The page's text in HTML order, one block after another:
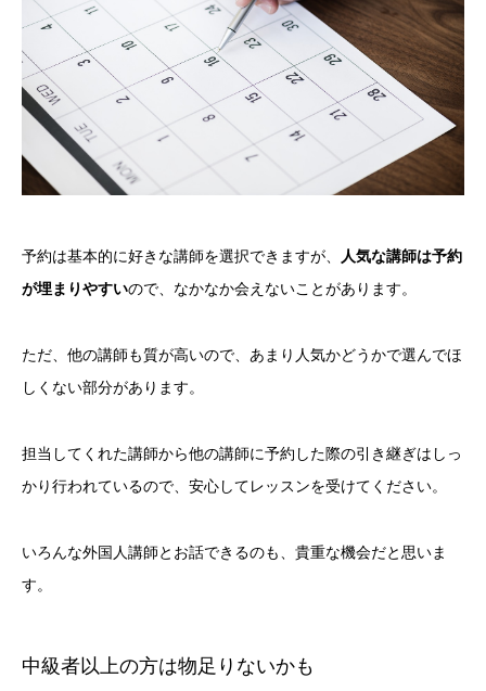
予約は基本的に好きな講師を選択できますが、
人気な講師は予約
が埋まりやすいので、なかなか会えないことがあります。
ただ、他の講師も質が高いので、あまり人気かどうかで選んでほ
しくない部分があります。
担当してくれた講師から他の講師に予約した際の引き継ぎはしっ
かり行われているので、安心してレッスンを受けてください。
いろんな外国人講師とお話できるのも、貴重な機会だと思いま
す。
中級者以上の方は物足りないかも